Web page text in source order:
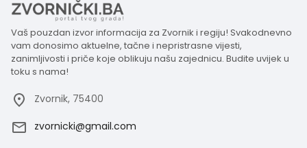
Vaš pouzdan izvor informacija za Zvornik i regiju! Svakodnevno
vam donosimo aktuelne, tačne i nepristrasne vijesti,
zanimljivosti i priče koje oblikuju našu zajednicu. Budite uvijek u
toku s nama!
Zvornik, 75400
zvornicki@gmail.com